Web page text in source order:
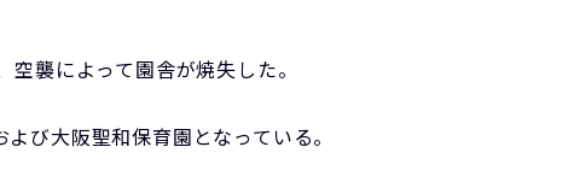
襲によって園舎が焼失した。
び大阪聖和保育園となっている。